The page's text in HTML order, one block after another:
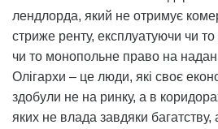
лендлорда, який не отримує
стриже ренту, експлуатуючи чи то
чи то монопольне право на
Олігархи – це люди, які своє
здобули не на ринку, а в
яких не влада завдяки багатству,